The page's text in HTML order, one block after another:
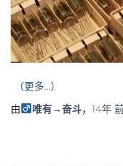
（更多…）
由
唯有→奋斗， 14年